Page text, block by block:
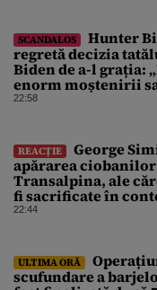
SCANDALOS
Hunter
regretă decizia
Biden de a-l grația:
enorm moștenirii
22:58
REACȚIE
George
apărarea ciobanilor
Transalpina, ale
fi sacrificate în
focarului de variolă
22:44
ULTIMA ORĂ
scufundare a